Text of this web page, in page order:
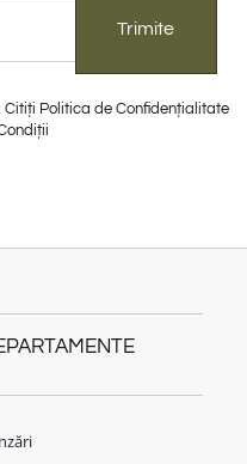
Trimite
Citiți Politica de Confidențialitate